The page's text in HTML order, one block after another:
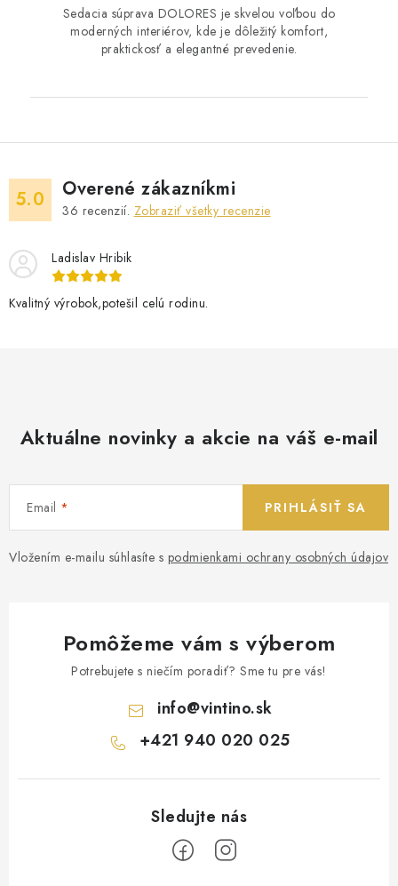
Sedacia súprava DOLORES je skvelou voľbou do
moderných interiérov, kde je dôležitý komfort,
praktickosť a elegantné prevedenie.
5.0 Overené zákazníkmi
36 recenzií. Zobraziť všetky recenzie
Ladislav Hribik
Kvalitný výrobok,potešil celú rodinu.
Aktuálne novinky a akcie na váš e-mail
Email
Vložením e-mailu súhlasíte s podmienkami ochrany osobných údajov
PRIHLÁSIŤ SA
Pomôžeme vám s výberom
Potrebujete s niečím poradiť? Sme tu pre vás!
info@vintino.sk
+421 940 020 025